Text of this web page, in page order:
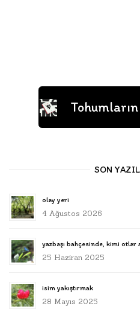
SON
olay yeri
4 Ağustos 2026
yazbaşı bahçesinde, kimi otlar
25 Haziran 2025
isim yakıştırmak
28 Mayıs 2025